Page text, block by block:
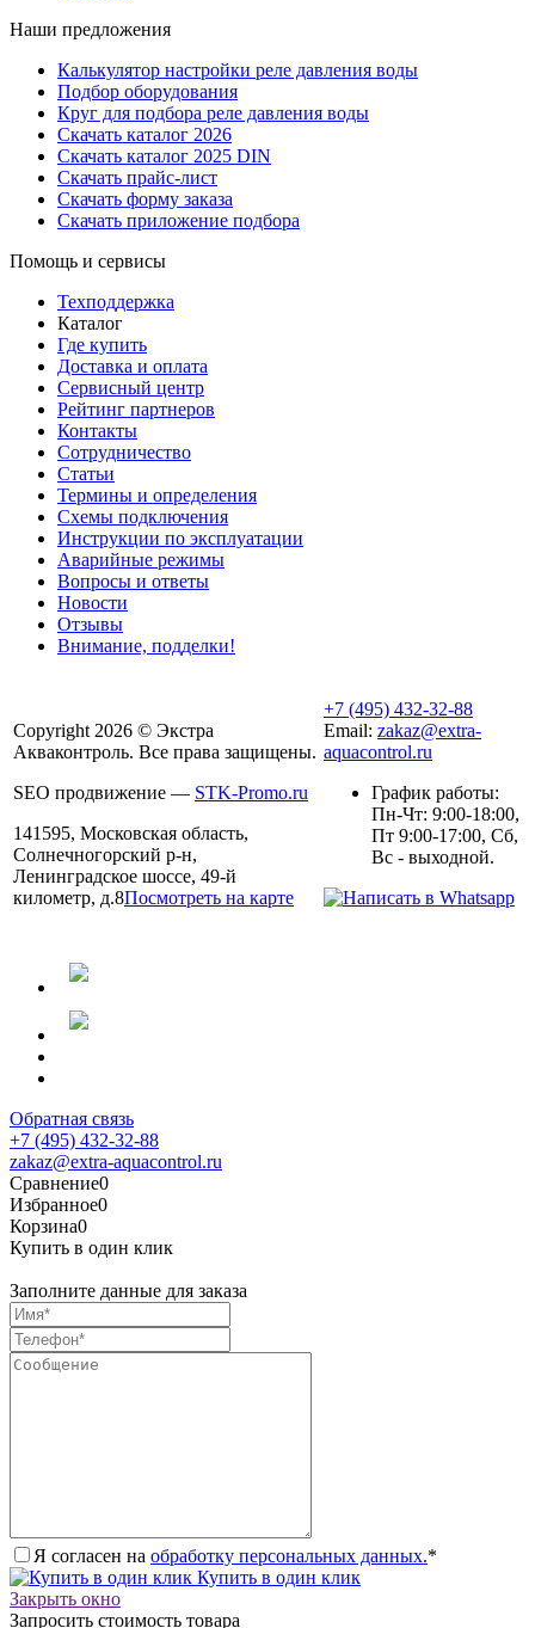
Наши предложения
Калькулятор настройки реле давления воды
Подбор оборудования
Круг для подбора реле давления воды
Скачать каталог 2026
Скачать каталог 2025 DIN
Скачать прайс-лист
Скачать форму заказа
Скачать приложение подбора
Помощь и сервисы
Техподдержка
Каталог
Где купить
Доставка и оплата
Сервисный центр
Рейтинг партнеров
Контакты
Сотрудничество
Статьи
Термины и определения
Схемы подключения
Инструкции по эксплуатации
Аварийные режимы
Вопросы и ответы
Новости
Отзывы
Внимание, подделки!
Copyright 2026 © Экстра
Акваконтроль. Все права защищены.
SEO продвижение — STK-Promo.ru
141595, Московская область,
Солнечногорский р-н,
Ленинградское шоссе, 49-й
километр, д.8Посмотреть на карте
+7 (495) 432-32-88
Email: zakaz@extra-
aquacontrol.ru
График работы:
Пн-Чт: 9:00-18:00,
Пт 9:00-17:00, Сб,
Вс - выходной.
Обратная связь
+7 (495) 432-32-88
zakaz@extra-aquacontrol.ru
Сравнение0
Избранное0
Корзина0
Купить в один клик
Заполните данные для заказа
Я согласен на обработку персональных данных.*
Купить в один клик
Закрыть окно
Запросить стоимость товара